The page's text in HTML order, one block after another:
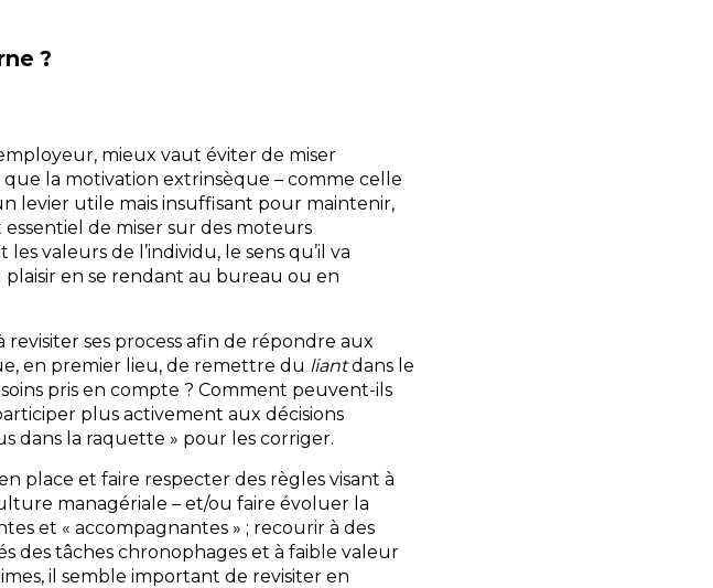
?
mieux vaut éviter de miser
la motivation extrinsèque – comme celle
levier utile mais insuffisant pour maintenir,
essentiel de miser sur des moteurs
valeurs de l’individu, le sens qu’il va
en se rendant au bureau ou en
ses process afin de répondre aux
en premier lieu, de remettre du liantdans le
pris en compte ? Comment peuvent-ils
plus activement aux décisions
dans la raquette » pour les corriger.
place et faire respecter des règles visant à
managériale – et/ou faire évoluer la
et « accompagnantes » ; recourir à des
des tâches chronophages et à faible valeur
il semble important de revisiter en